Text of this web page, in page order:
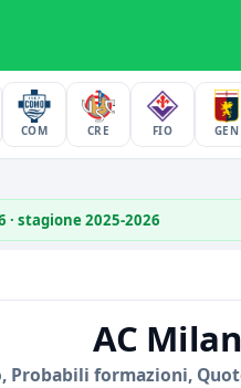
COM CRE FIO GEN
· stagione 2025-2026
AC
Probabili formazioni,